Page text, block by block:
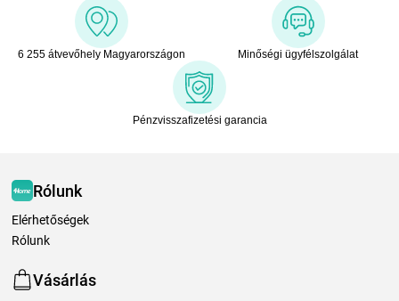
6 255 átvevőhely Magyarországon Minőségi ügyfélszolgálat
Pénzvisszafizetési garancia
Rólunk
Elérhetőségek
Rólunk
Vásárlás